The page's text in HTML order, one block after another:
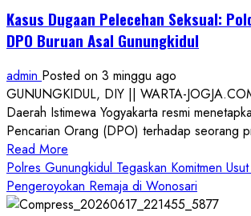
Kasus Dugaan Pelecehan Seksual:
DPO Buruan Asal Gunungkidul
admin Posted on 3 minggu ago
GUNUNGKIDUL, DIY || WARTA-
Daerah Istimewa Yogyakarta resmi
Pencarian Orang (DPO) terhadap seorang
Read More
more
about
Kasus
Polres Gunungkidul Tegaskan Komitmen
Pengeroyokan Remaja di Wonosari